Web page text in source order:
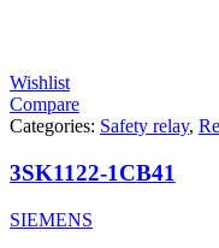
Wishlist
Compare
Categories: Safety relay,
3SK1122-1CB41
SIEMENS